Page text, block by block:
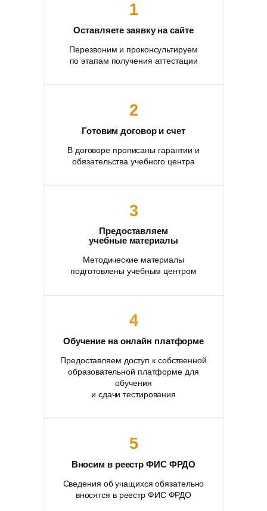
1
Оставляете заявку на сайте
Перезвоним и проконсультируем
по этапам получения аттестации
2
Готовим договор и счет
В договоре прописаны гарантии и
обязательства учебного центра
3
Предоставляем
учебные материалы
Методические материалы
подготовлены учебным центром
4
Обучение на онлайн платформе
Предоставляем доступ к собственной
образовательной платформе для
обучения
и сдачи тестирования
5
Вносим в реестр ФИС ФРДО
Сведения об учащихся обязательно
вносятся в реестр ФИС ФРДО